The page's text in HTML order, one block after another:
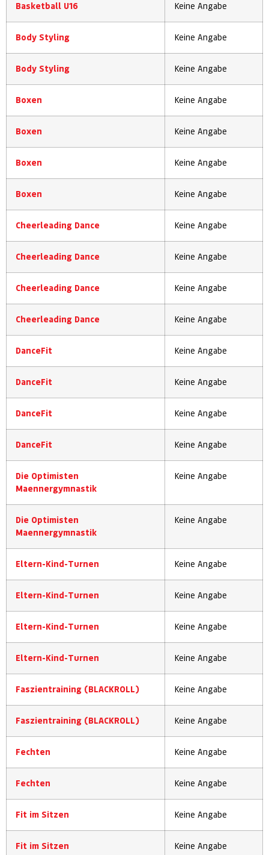
Basketball U16 Keine Angabe
Body Styling Keine Angabe
Body Styling Keine Angabe
Boxen Keine Angabe
Boxen Keine Angabe
Boxen Keine Angabe
Boxen Keine Angabe
Cheerleading Dance Keine Angabe
Cheerleading Dance Keine Angabe
Cheerleading Dance Keine Angabe
Cheerleading Dance Keine Angabe
DanceFit Keine Angabe
DanceFit Keine Angabe
DanceFit Keine Angabe
DanceFit Keine Angabe
Die Optimisten
Maennergymnastik
Keine Angabe
Die Optimisten
Maennergymnastik
Keine Angabe
Eltern-Kind-Turnen Keine Angabe
Eltern-Kind-Turnen Keine Angabe
Eltern-Kind-Turnen Keine Angabe
Eltern-Kind-Turnen Keine Angabe
Faszientraining (BLACKROLL) Keine Angabe
Faszientraining (BLACKROLL) Keine Angabe
Fechten Keine Angabe
Fechten Keine Angabe
Fit im Sitzen Keine Angabe
Fit im Sitzen Keine Angabe